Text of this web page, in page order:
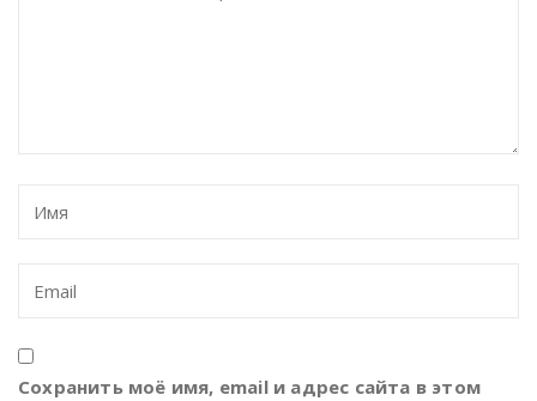
Сохранить моё имя, email и адрес сайта в этом